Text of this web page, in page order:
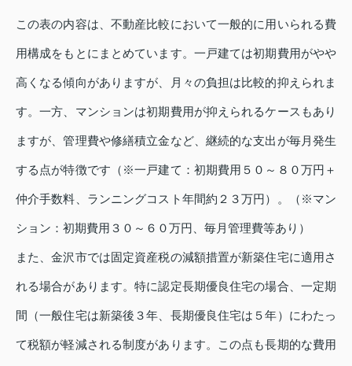
この表の内容は、不動産比較において一般的に用いられる費
用構成をもとにまとめています。一戸建ては初期費用がやや
高くなる傾向がありますが、月々の負担は比較的抑えられま
す。一方、マンションは初期費用が抑えられるケースもあり
ますが、管理費や修繕積立金など、継続的な支出が毎月発生
する点が特徴です（※一戸建て：初期費用５０～８０万円＋
仲介手数料、ランニングコスト年間約２３万円）。（※マン
ション：初期費用３０～６０万円、毎月管理費等あり）
また、金沢市では固定資産税の減額措置が新築住宅に適用さ
れる場合があります。特に認定長期優良住宅の場合、一定期
間（一般住宅は新築後３年、長期優良住宅は５年）にわたっ
て税額が軽減される制度があります。この点も長期的な費用